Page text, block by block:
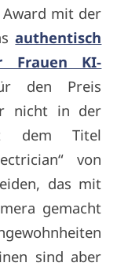
Award mit der
authentisch
Frauen KI-
den Preis
nicht in der
dem Titel
von
das mit
gemacht
sind aber